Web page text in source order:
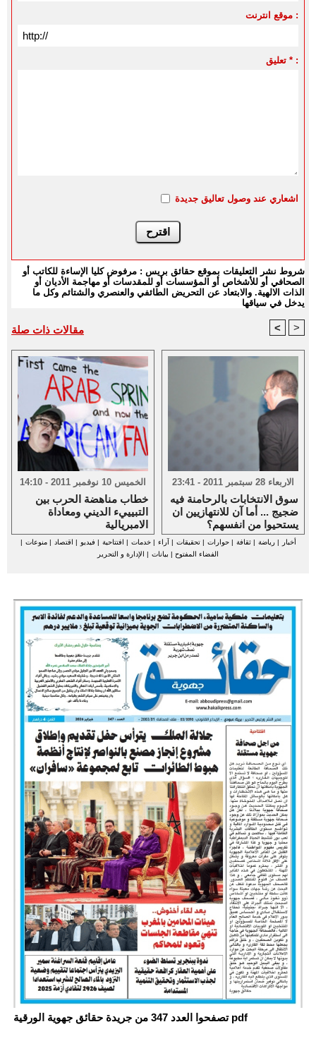
تصفحوا العدد 347 من جريدة حقائق جهوية الورقية pdf
موقع انترنت :
تعليق * :
اشعاري عند وصول تعاليق جديدة
شروط نشر التعليقات بموقع حقائق بريس : مرفوض كليا الإساءة للكاتب أو
الصحافي أو للأشخاص أو المؤسسات أو للمقدسات أو مهاجمة الأديان أو
الذات الالهية. والابتعاد عن التحريض الطائفي والعنصري والشتائم وكل ما
يدخل في سياقها
مقالات ذات صلة < >
الخميس 10 نوفمبر 2011 - 14:10
خطاب مناهضة الحرب بين
التبيييء الديني ومعاداة
الامبريالية
الاربعاء 28 سبتمبر 2011 - 23:41
سوق الانتخابات بالرحامنة فيه
ضجيج ... أما آن للانتهازيين ان
يستحيوا من انفسهم؟
أخبار |رياضة |ثقافة |حوارات |تحقيقات | آراء |خدمات | افتتاحية | فيديو | اقتصاد |منوعات |
الفضاء المفتوح | بيانات | الإدارة و التحرير